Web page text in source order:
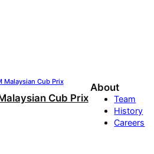
Cub Prix
About
Team
History
Careers